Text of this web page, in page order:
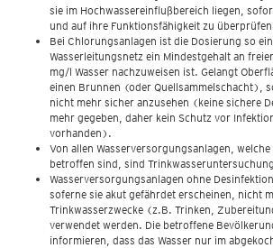
sie im Hochwassereinflußbereich liegen,
und auf ihre Funktionsfähigkeit zu
Bei Chlorungsanlagen ist die Dosierung so
Wasserleitungsnetz ein Mindestgehalt an
mg/l Wasser nachzuweisen ist. Gelangt
einen Brunnen (oder Quellsammelschacht),
nicht mehr sicher anzusehen (keine sichere
mehr gegeben, daher kein Schutz vor
vorhanden).
Von allen Wasserversorgungsanlagen,
betroffen sind, sind
Wasserversorgungsanlagen ohne
soferne sie akut gefährdet erscheinen, nicht
Trinkwasserzwecke (z.B. Trinken,
verwendet werden. Die betroffene
informieren, dass das Wasser nur im